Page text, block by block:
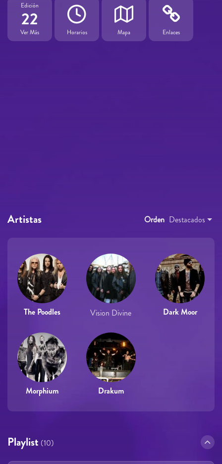
Edición
22
Ver Más Horarios Mapa Enlaces
Artistas Orden Destacados
The Poodles Vision Divine Dark Moor
Morphium Drakum
Playlist (10)